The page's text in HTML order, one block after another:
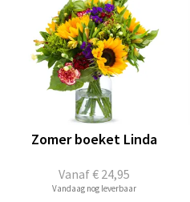
Vanaf€ 24,95
Zomer boeket Linda
Vandaag nog leverbaar